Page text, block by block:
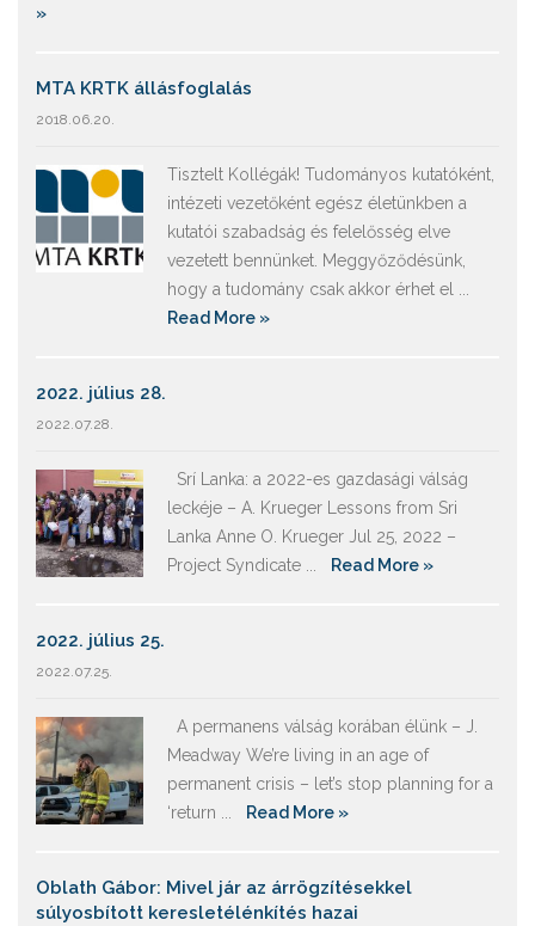
»
MTA KRTK állásfoglalás
2018.06.20.
Tisztelt Kollégák! Tudományos kutatóként,
intézeti vezetőként egész életünkben a
kutatói szabadság és felelősség elve
vezetett bennünket. Meggyőződésünk,
hogy a tudomány csak akkor érhet el ...
Read More »
2022. július 28.
2022.07.28.
Srí Lanka: a 2022-es gazdasági válság
leckéje – A. Krueger Lessons from Sri
Lanka Anne O. Krueger Jul 25, 2022 –
Project Syndicate ...
Read More »
2022. július 25.
2022.07.25.
A permanens válság korában élünk – J.
Meadway We’re living in an age of
permanent crisis – let’s stop planning for a
‘return ...
Read More »
Oblath Gábor: Mivel jár az árrögzítésekkel
súlyosbított keresletélénkítés hazai